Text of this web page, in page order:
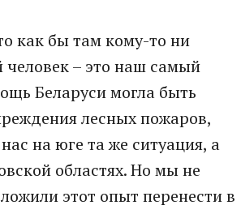
как бы там кому-то ни
человек – это наш самый
Беларуси могла быть
лесных пожаров,
на юге та же ситуация, а
областях. Но мы не
этот опыт перенести в